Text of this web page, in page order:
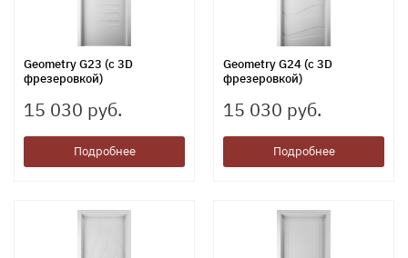
Geometry G23 (с 3D
фрезеровкой)
15 030 руб.
Подробнее
Geometry G24 (с 3D
фрезеровкой)
15 030 руб.
Подробнее